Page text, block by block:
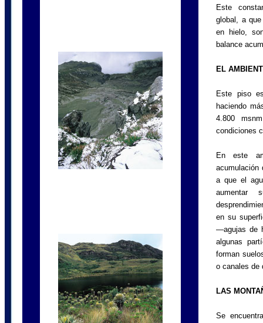
Este
global, a
en hielo,
balance
EL
Este piso
haciendo
4.800
condiciones
En este
acumulación
a que el
aumentar
en su
—agujas de
algunas
forman
o canales de
LAS
Se